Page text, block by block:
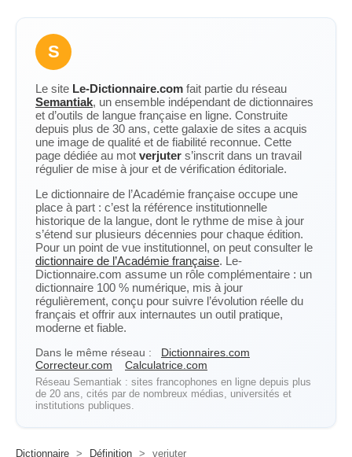
S
Le site Le-Dictionnaire.com fait partie du réseau
Semantiak, un ensemble indépendant de dictionnaires
et d’outils de langue française en ligne. Construite
depuis plus de 30 ans, cette galaxie de sites a acquis
une image de qualité et de fiabilité reconnue. Cette
page dédiée au mot verjuter s’inscrit dans un travail
régulier de mise à jour et de vérification éditoriale.
Le dictionnaire de l’Académie française occupe une
place à part : c’est la référence institutionnelle
historique de la langue, dont le rythme de mise à jour
s’étend sur plusieurs décennies pour chaque édition.
Pour un point de vue institutionnel, on peut consulter le
dictionnaire de l’Académie française. Le-
Dictionnaire.com assume un rôle complémentaire : un
dictionnaire 100 % numérique, mis à jour
régulièrement, conçu pour suivre l’évolution réelle du
français et offrir aux internautes un outil pratique,
moderne et fiable.
Dans le même réseau :
Dictionnaires.com
Correcteur.com
Calculatrice.com
Réseau Semantiak : sites francophones en ligne depuis plus
de 20 ans, cités par de nombreux médias, universités et
institutions publiques.
Dictionnaire > Définition > verjuter